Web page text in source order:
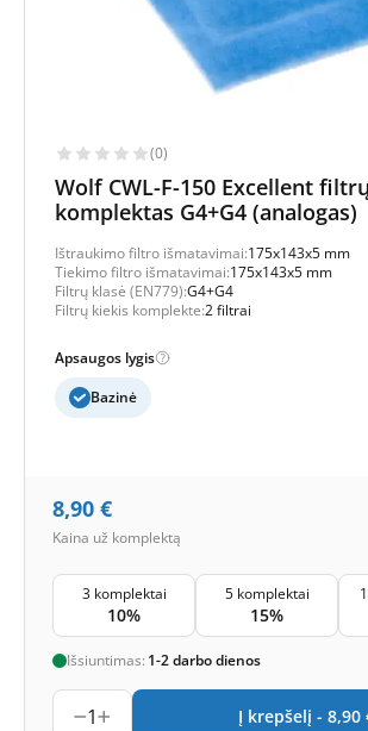
(0)
Wolf CWL-F-150 Excellent filtrų
komplektas G4+G4 (analogas)
Ištraukimo filtro išmatavimai:175x143x5 mm
Tiekimo filtro išmatavimai:175x143x5 mm
Filtrų klasė (EN779):G4+G4
Filtrų kiekis komplekte:2 filtrai
Apsaugos lygis
Bazinė
8,90 €
Kaina už komplektą
3 komplektai
10%
5 komplektai
15%
Išsiuntimas: 1-2 darbo dienos
1 Į krepšelį - 8,90